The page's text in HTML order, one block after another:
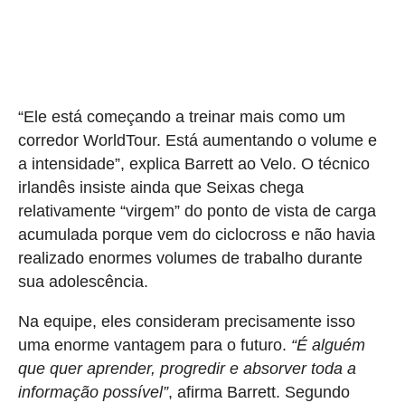
“Ele está começando a treinar mais como um
corredor WorldTour. Está aumentando o volume e
a intensidade”, explica Barrett ao Velo. O técnico
irlandês insiste ainda que Seixas chega
relativamente “virgem” do ponto de vista de carga
acumulada porque vem do ciclocross e não havia
realizado enormes volumes de trabalho durante
sua adolescência.
Na equipe, eles consideram precisamente isso
uma enorme vantagem para o futuro. “É alguém
que quer aprender, progredir e absorver toda a
informação possível”, afirma Barrett. Segundo